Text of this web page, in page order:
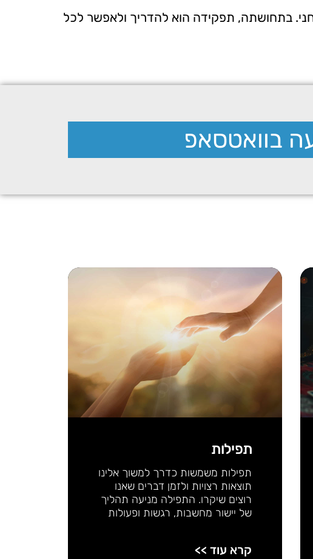
בתחושתה, תפקידה הוא להדריך ולאפשר לכל
בוואטסאפ
תפילות
תפילות משמשות כדרך למשוך אלינו
תוצאות רצויות ולזמן דברים שאנו
רוצים שיקרו. התפילה מניעה תהליך
של יישור מחשבות, רגשות ופעולות
קרא עוד >>